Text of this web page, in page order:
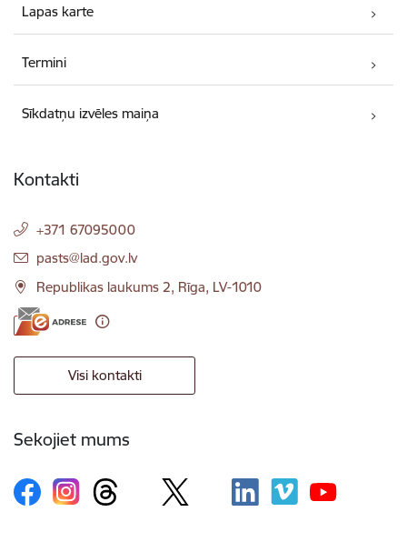
Lapas karte
Termini
Sīkdatņu izvēles maiņa
Kontakti
+371 67095000
E-pasts:
pasts@lad.gov.lv
Republikas laukums 2, Rīga, LV-1010
Visi kontakti
Sekojiet mums